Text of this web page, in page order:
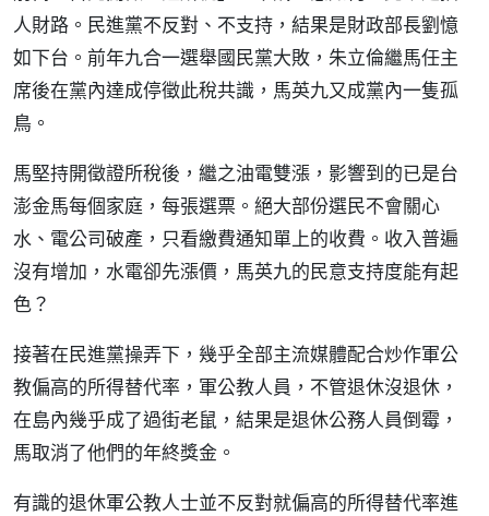
人財路。民進黨不反對、不支持，結果是財政部長劉憶
如下台。前年九合一選舉國民黨大敗，朱立倫繼馬任主
席後在黨內達成停徵此稅共識，馬英九又成黨內一隻孤
鳥。
馬堅持開徵證所稅後，繼之油電雙漲，影響到的已是台
澎金馬每個家庭，每張選票。絕大部份選民不會關心
水、電公司破產，只看繳費通知單上的收費。收入普遍
沒有增加，水電卻先漲價，馬英九的民意支持度能有起
色？
接著在民進黨操弄下，幾乎全部主流媒體配合炒作軍公
教偏高的所得替代率，軍公教人員，不管退休沒退休，
在島內幾乎成了過街老鼠，結果是退休公務人員倒霉，
馬取消了他們的年終獎金。
有識的退休軍公教人士並不反對就偏高的所得替代率進